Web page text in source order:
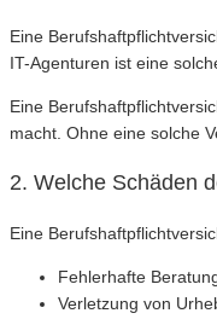
Eine
IT-Agenturen ist eine
Eine
macht. Ohne eine solche
2. Welche Schäden
Eine
Fehlerhafte
Verletzung von